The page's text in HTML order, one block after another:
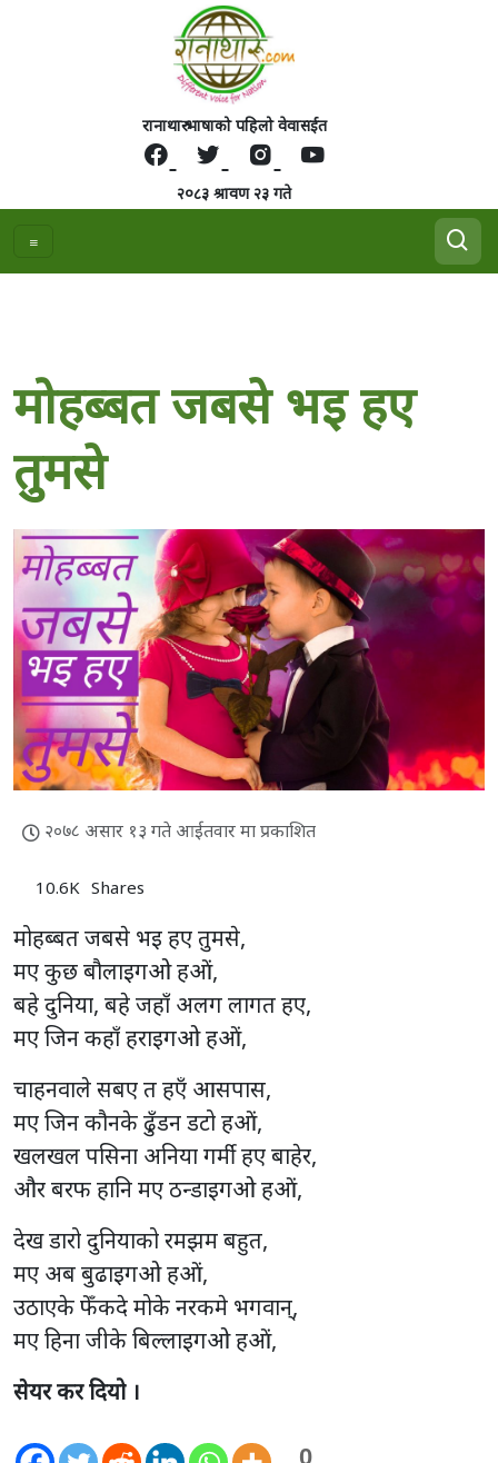
रानाथारु भाषाको पहिलो वेवासईत
२०८३ श्रावण २३ गते
मोहब्बत जबसे भइ हए
तुमसे
२०७८ असार १३ गते आईतवार मा प्रकाशित
10.6K Shares
मोहब्बत जबसे भइ हए तुमसे,
मए कुछ बौलाइगओ हओं,
बहे दुनिया, बहे जहाँ अलग लागत हए,
मए जिन कहाँ हराइगओ हओं,
चाहनवाले सबए त हएँ आसपास,
मए जिन कौनके ढुँडन डटो हओं,
खलखल पसिना अनिया गर्मी हए बाहेर,
और बरफ हानि मए ठन्डाइगओ हओं,
देख डारो दुनियाको रमझम बहुत,
मए अब बुढाइगओ हओं,
उठाएके फेँकदे मोके नरकमे भगवान्,
मए हिना जीके बिल्लाइगओ हओं,
सेयर कर दियो ।
0